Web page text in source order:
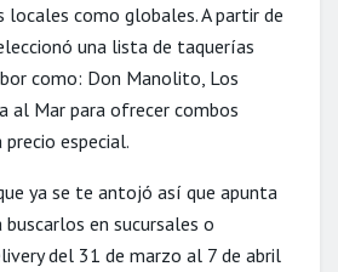
locales como globales. A partir de
una lista de taquerías
como: Don Manolito, Los
al Mar para ofrecer combos
especial.
ya se te antojó así que apunta
en sucursales o
del 31 de marzo al 7 de abril